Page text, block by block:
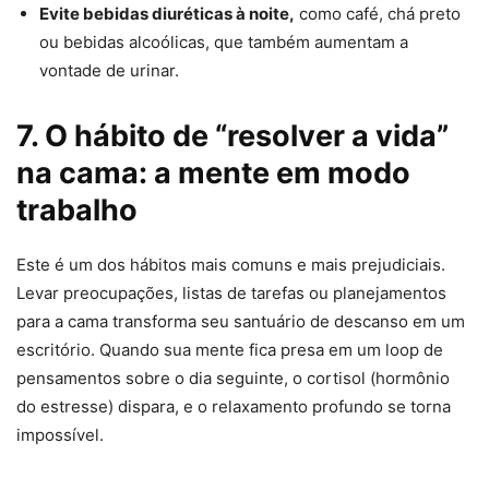
Evite bebidas diuréticas à noite, como café, chá preto
ou bebidas alcoólicas, que também aumentam a
vontade de urinar.
7. O hábito de “resolver a vida”
na cama: a mente em modo
trabalho
Este é um dos hábitos mais comuns e mais prejudiciais.
Levar preocupações, listas de tarefas ou planejamentos
para a cama transforma seu santuário de descanso em um
escritório. Quando sua mente fica presa em um loop de
pensamentos sobre o dia seguinte, o cortisol (hormônio
do estresse) dispara, e o relaxamento profundo se torna
impossível.